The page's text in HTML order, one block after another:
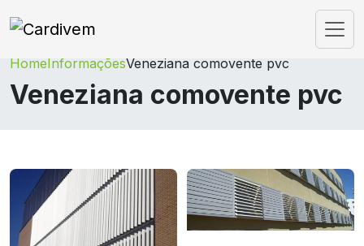
HomeInformaçõesVeneziana comovente pvc
Veneziana comovente pvc